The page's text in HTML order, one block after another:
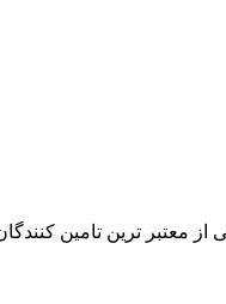
سابقه درخشان در صنعت به عنوان